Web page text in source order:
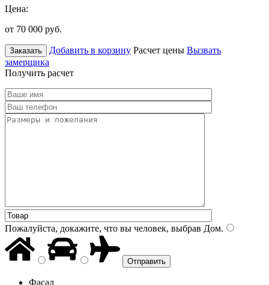
Цена:
от 70 000 руб.
Заказать Добавить в корзину Расчет цены Вызвать
замерщика
Получить расчет
Пожалуйста, докажите, что вы человек, выбрав Дом.
Фасад